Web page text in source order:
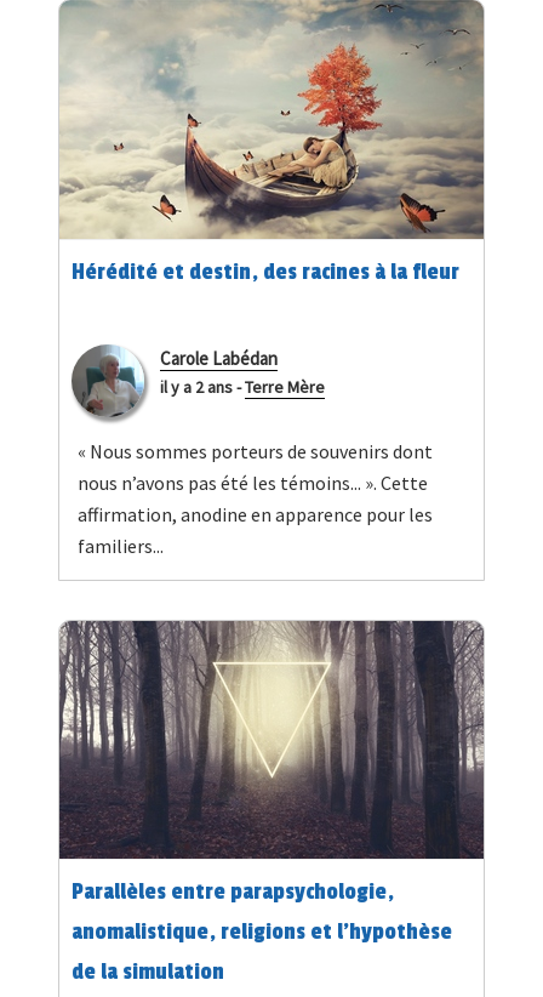
Hérédité et destin, des racines à la fleur
Carole Labédan
il y a 2 ans-Terre Mère
« Nous sommes porteurs de souvenirs dont
nous n’avons pas été les témoins... ». Cette
affirmation, anodine en apparence pour les
familiers...
Parallèles entre parapsychologie,
anomalistique, religions et l’hypothèse
de la simulation